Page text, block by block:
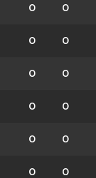
0 0
0 0
0 0
0 0
0 0
0 0